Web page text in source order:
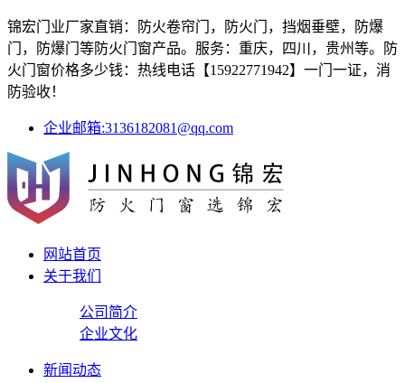
锦宏门业厂家直销：防火卷帘门，防火门，挡烟垂壁，防爆
门，防爆门等防火门窗产品。服务：重庆，四川，贵州等。防
火门窗价格多少钱：热线电话【15922771942】一门一证，消
防验收！
企业邮箱:3136182081@qq.com
网站首页
关于我们
公司简介
企业文化
新闻动态